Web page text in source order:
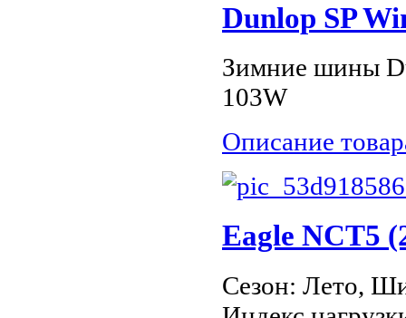
Dunlop SP
Зимние шины
103W
Описание
Eagle NCT5
Сезон: Лето,